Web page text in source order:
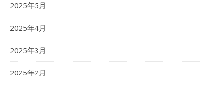
2025年5月
2025年4月
2025年3月
2025年2月